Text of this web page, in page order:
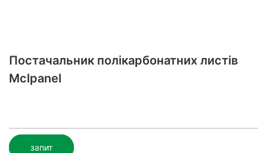
Постачальник полікарбонатних листів
Mclpanel
запит